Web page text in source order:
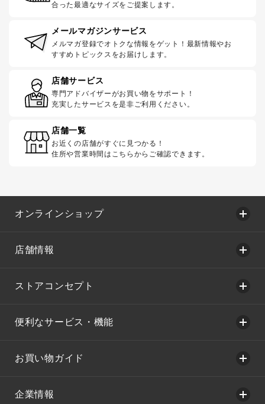
合った最適なサイズをご提案します。
メールマガジンサービス
メルマガ登録でオトクな情報をゲット！最新情報やお
すすめトピックスをお届けします。
店舗サービス
専門アドバイザーがお買い物をサポート！
充実したサービスを是非ご利用ください。
店舗一覧
お近くの店舗がすぐに見つかる！
住所や営業時間はこちらからご確認できます。
オンラインショップ
店舗情報
ストアコンセプト
便利なサービス・機能
お買い物ガイド
企業情報